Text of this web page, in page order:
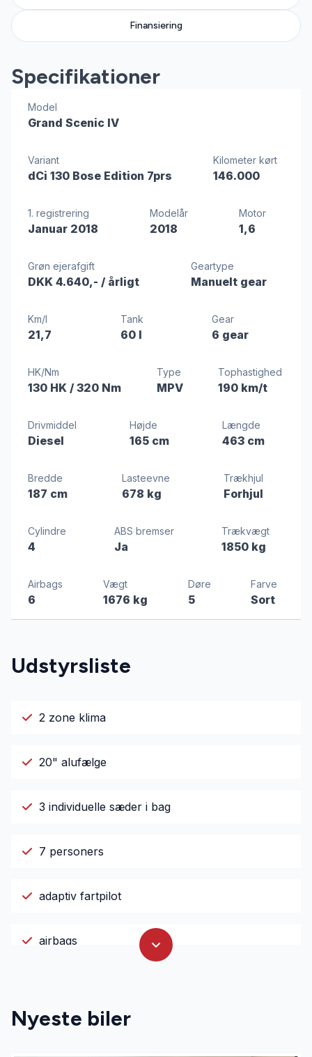
Finansiering
Specifikationer
Model
Grand Scenic IV
Variant
dCi 130 Bose Edition 7prs
Kilometer kørt
146.000
1. registrering
Januar 2018
Modelår
2018
Motor
1,6
Grøn ejerafgift
DKK 4.640,- / årligt
Geartype
Manuelt gear
Km/l
21,7
Tank
60 l
Gear
6 gear
HK/Nm
130 HK / 320 Nm
Type
MPV
Tophastighed
190 km/t
Drivmiddel
Diesel
Højde
165 cm
Længde
463 cm
Bredde
187 cm
Lasteevne
678 kg
Trækhjul
Forhjul
Cylindre
4
ABS bremser
Ja
Trækvægt
1850 kg
Airbags
6
Vægt
1676 kg
Døre
5
Farve
Sort
Udstyrsliste
2 zone klima
20" alufælge
3 individuelle sæder i bag
7 personers
adaptiv fartpilot
airbags
autohold
Nyeste biler